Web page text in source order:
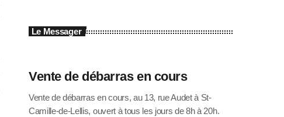
Le Messager
Vente de débarras en cours
Vente de débarras en cours, au 13, rue Audet à St-
Camille-de-Lellis, ouvert à tous les jours de 8h à 20h.